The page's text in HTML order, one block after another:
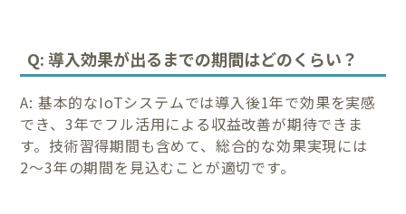
Q: 導入効果が出るまでの期間はどのくらい？
A: 基本的なIoTシステムでは導入後1年で効果を実感
でき、3年でフル活用による収益改善が期待できま
す。技術習得期間も含めて、総合的な効果実現には
2〜3年の期間を見込むことが適切です。